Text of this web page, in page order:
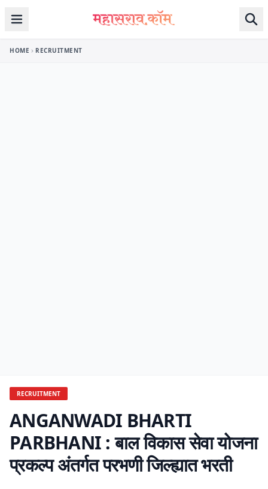
Skip to content
HOME RECRUITMENT
RECRUITMENT
ANGANWADI BHARTI
PARBHANI : बाल विकास सेवा योजना
प्रकल्प अंतर्गत परभणी जिल्ह्यात भरती